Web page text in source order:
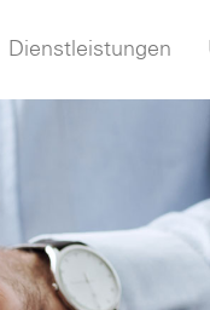
Dienstleistungen